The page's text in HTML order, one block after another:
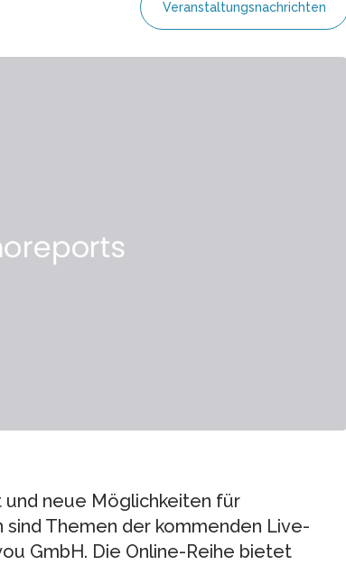
Veranstaltungsnachrichten
und neue Möglichkeiten für
Themen der kommenden Live-
GmbH. Die Online-Reihe bietet